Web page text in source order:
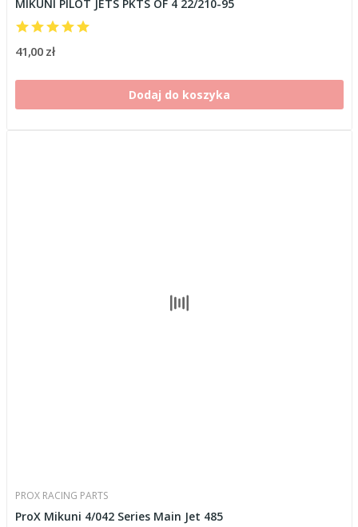
MIKUNI PILOT JETS PKTS OF 4 22/210-95
41,00 zł
Dodaj do koszyka
PROX RACING PARTS
ProX Mikuni 4/042 Series Main Jet 485